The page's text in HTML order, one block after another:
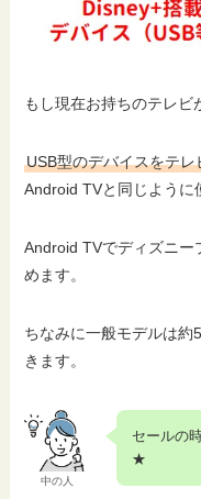
もし現在お持ちのテレビ
USB型のデバイスをテ
Android TVと同じように
Android TVでディズニー
めます。
ちなみに一般モデルは約
きます。
中の人
セールの
★